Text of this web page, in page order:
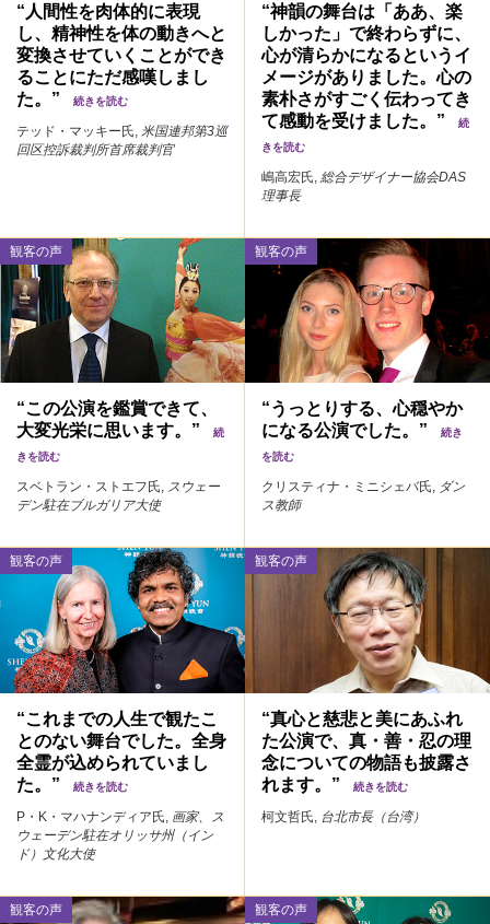
“人間性を肉体的に表現
し、精神性を体の動きへと
変換させていくことができ
ることにただ感嘆しまし
た。”
続きを読む
テッド・マッキー氏, 米国連邦第3巡
回区控訴裁判所首席裁判官
“神韻の舞台は「ああ、楽
しかった」で終わらずに、
心が清らかになるというイ
メージがありました。心の
素朴さがすごく伝わってき
て感動を受けました。”続
きを読む
嶋高宏氏,総合デザイナー協会DAS
理事長
観客の声
“この公演を鑑賞できて、
大変光栄に思います。”
続
きを読む
スベトラン・ストエフ氏, スウェー
デン駐在ブルガリア大使
観客の声
“うっとりする、心穏やか
になる公演でした。”続き
を読む
クリスティナ・ミニシェバ氏, ダン
ス教師
観客の声
“これまでの人生で観たこ
とのない舞台でした。全身
全霊が込められていまし
た。”
続きを読む
P・K・マハナンディア氏, 画家、ス
ウェーデン駐在オリッサ州（イン
ド）文化大使
観客の声
“真心と慈悲と美にあふれ
た公演で、真・善・忍の理
念についての物語も披露さ
れます。”続きを読む
柯文哲氏,
台北市長（台湾）
観客の声 観客の声